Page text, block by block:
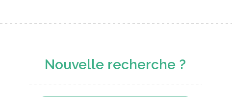
Nouvelle recherche ?